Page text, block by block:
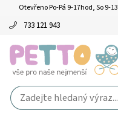
Otevřeno Po-Pá 9-17hod, So 9-13
733 121 943